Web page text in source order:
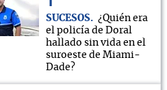
SUCESOS
¿Quién era
el policía de Doral
hallado sin vida en el
suroeste de Miami-
Dade?